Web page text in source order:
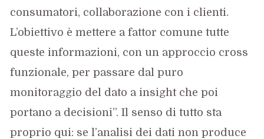
consumatori, collaborazione con i clienti.
L’obiettivo è mettere a fattor comune tutte
queste informazioni, con un approccio cross
funzionale, per passare dal puro
monitoraggio del dato a insight che poi
portano a decisioni”. Il senso di tutto sta
proprio qui: se l’analisi dei dati non produce